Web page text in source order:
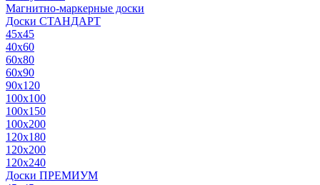
Магнитно-маркерные доски
Доски СТАНДАРТ
45x45
40x60
60x80
60x90
90x120
100x100
100x150
100x200
120x180
120x200
120x240
Доски ПРЕМИУМ